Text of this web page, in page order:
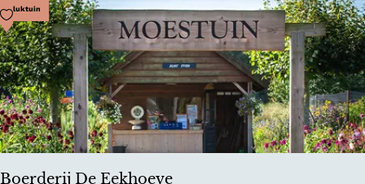
a
n
K
a
a
t
Boerderij De Eekhoeve
Pluktuin
Voeg toe als favoriet